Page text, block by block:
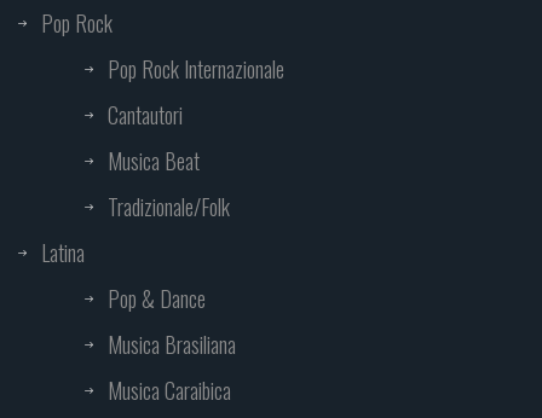
Pop Rock
Pop Rock Internazionale
Cantautori
Musica Beat
Tradizionale/Folk
Latina
Pop & Dance
Musica Brasiliana
Musica Caraibica